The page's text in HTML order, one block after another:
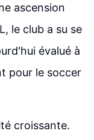
ascension
le club a su se
évalué à
pour le soccer
croissante.